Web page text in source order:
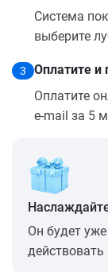
Система
выберите
3
Оплатите и
Оплатите
e-mail за 5
Он будет